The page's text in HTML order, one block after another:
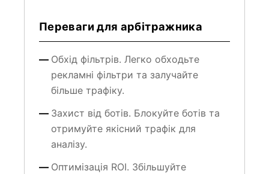
Переваги для арбітражника
Обхід фільтрів. Легко обходьте
рекламні фільтри та залучайте
більше трафіку.
Захист від ботів. Блокуйте ботів та
отримуйте якісний трафік для
аналізу.
Оптимізація ROI. Збільшуйте